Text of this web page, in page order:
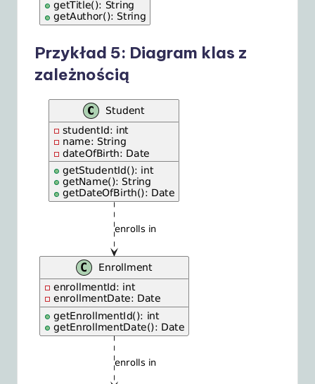
Przykład 5: Diagram klas z
zależnością